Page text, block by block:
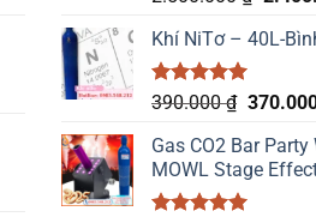
5 sao
là:
Khí NiTơ – 40L-
Được xếp
5.00
5 sao
390.000₫ Giá
là:
Gas CO2 Bar Party
MOWL Stage